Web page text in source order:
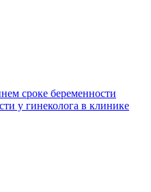
сроке беременности
у гинеколога в клинике